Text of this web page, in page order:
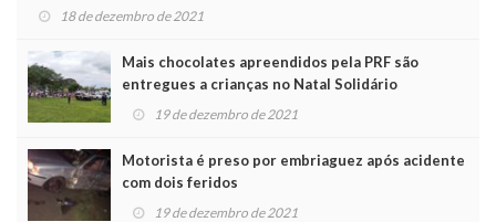
18 de dezembro de 2021
Mais chocolates apreendidos pela PRF são
entregues a crianças no Natal Solidário
19 de dezembro de 2021
Motorista é preso por embriaguez após acidente
com dois feridos
19 de dezembro de 2021